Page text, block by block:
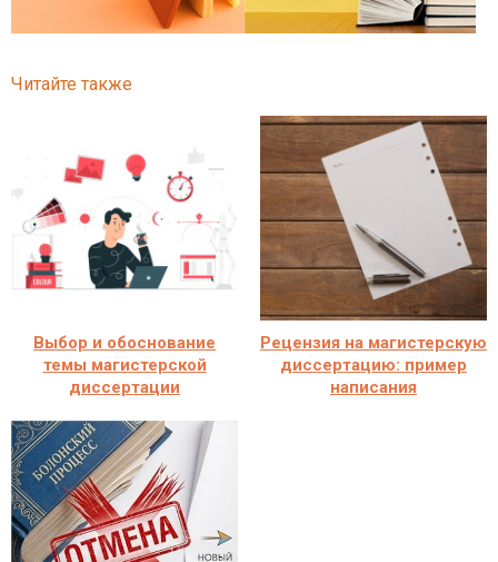
Читайте также
Выбор и обоснование
темы магистерской
диссертации
Рецензия на магистерскую
диссертацию: пример
написания